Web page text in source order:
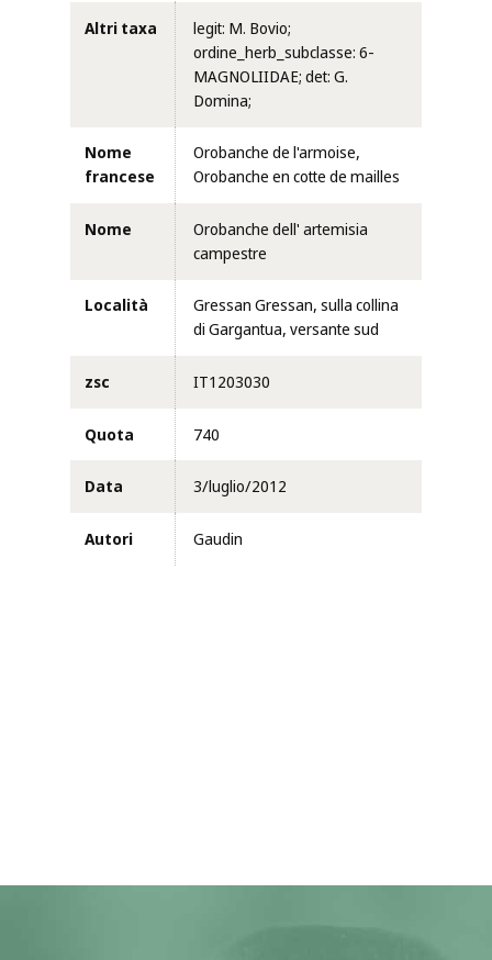
Altri taxa
legit: M. Bovio;
ordine_herb_subclasse: 6-
MAGNOLIIDAE; det: G.
Domina;
Nome
francese
Orobanche de l'armoise,
Orobanche en cotte de mailles
Nome
Orobanche dell' artemisia
campestre
Località
Gressan Gressan, sulla collina
di Gargantua, versante sud
zsc IT1203030
Quota 740
Data 3/luglio/2012
Autori Gaudin